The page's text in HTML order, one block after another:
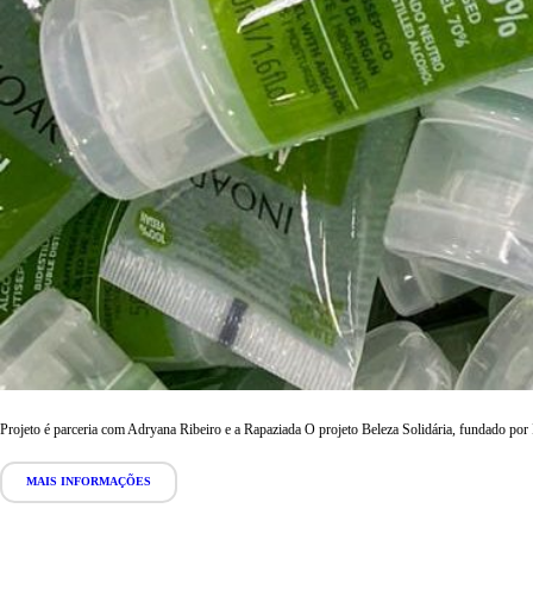
Projeto é parceria com Adryana Ribeiro e a Rapaziada O projeto Beleza Solidária, fundado
MAIS INFORMAÇÕES